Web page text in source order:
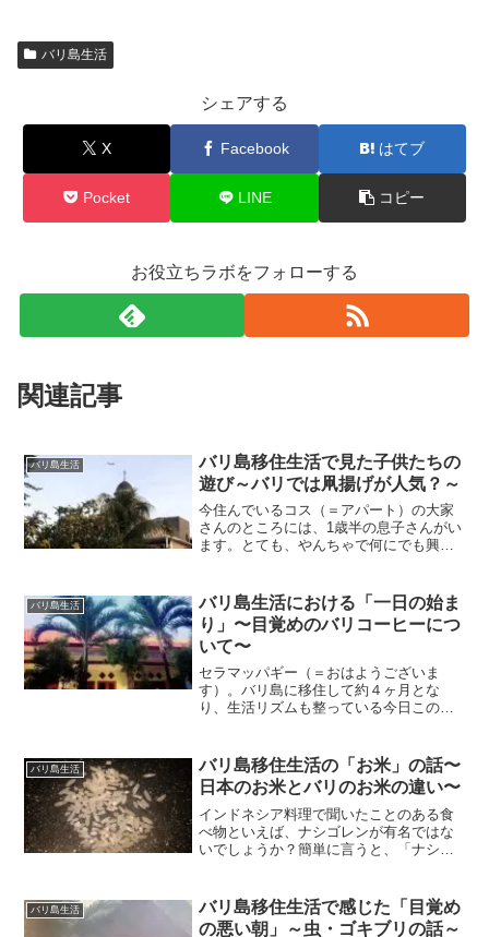
バリ島生活
シェアする
X Facebook はてブ
Pocket LINE コピー
お役立ちラボをフォローする
関連記事
バリ島生活
バリ島移住生活で見た子供たちの
遊び～バリでは凧揚げが人気？～
今住んでいるコス（＝アパート）の大家
さんのところには、1歳半の息子さんがい
ます。とても、やんちゃで何にでも興味
く叱られています。バリ島ならではと言
いますか、宗教的に叱る...
バリ島生活
バリ島生活における「一日の始ま
り」〜目覚めのバリコーヒーにつ
いて〜
セラマッパギー（＝おはようございま
す）。バリ島に移住して約４ヶ月とな
り、生活リズムも整っている今日この頃
えばバリコーヒー！その正しい飲み方と
は？私が朝起きて一番初めにや...
バリ島生活
バリ島移住生活の「お米」の話〜
日本のお米とバリのお米の違い〜
インドネシア料理で聞いたことのある食
べ物といえば、ナシゴレンが有名ではな
いでしょうか？簡単に言うと、「ナシゴ
く行っている屋台では、1食110円くらい
で提供されています。...
バリ島生活
バリ島移住生活で感じた「目覚め
の悪い朝」～虫・ゴキブリの話～